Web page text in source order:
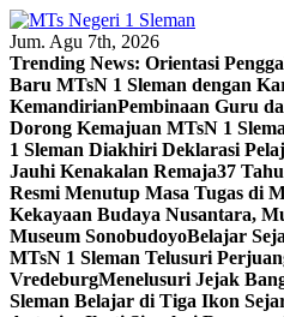
Skip
to
content
Jum. Agu 7th, 2026
Trending News: Orientasi
Baru MTsN 1 Sleman dengan
KemandirianPembinaan Guru
Dorong Kemajuan MTsN 1
1 Sleman Diakhiri Deklarasi
Jauhi Kenakalan Remaja37
Resmi Menutup Masa Tugas di
Kekayaan Budaya Nusantara,
Museum SonobudoyoBelajar
MTsN 1 Sleman Telusuri
VredeburgMenelusuri Jejak
Sleman Belajar di Tiga Ikon